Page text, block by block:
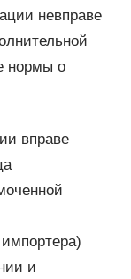
невправе
нормы о
вправе
и